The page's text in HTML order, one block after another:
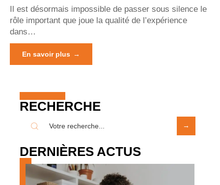
Il est désormais impossible de passer sous silence le
rôle important que joue la qualité de l’expérience
dans…
En savoir plus
RECHERCHE
DERNIÈRES ACTUS